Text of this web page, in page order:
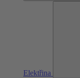
Elektřina